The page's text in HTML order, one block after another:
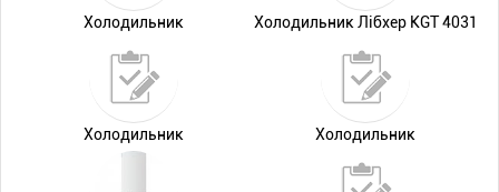
Холодильник Холодильник Лібхер KGT 4031
Холодильник Холодильник